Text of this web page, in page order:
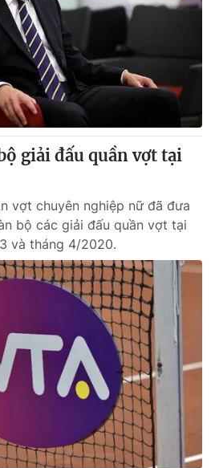
hình thức nếu không có sự chấp
nguồn VTV.vn khi phát hành lại
giải đấu quần vợt tại
vợt chuyên nghiệp nữ đã đưa
bộ các giải đấu quần vợt tại
và tháng 4/2020.